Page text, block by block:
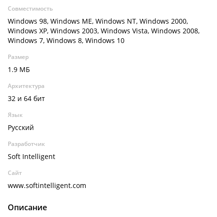
Совместимость
Windows 98, Windows ME, Windows NT, Windows 2000,
Windows XP, Windows 2003, Windows Vista, Windows 2008,
Windows 7, Windows 8, Windows 10
Размер
1.9 МБ
Архитектура
32 и 64 бит
Язык
Русский
Разработчик
Soft Intelligent
Сайт
www.softintelligent.com
Описание